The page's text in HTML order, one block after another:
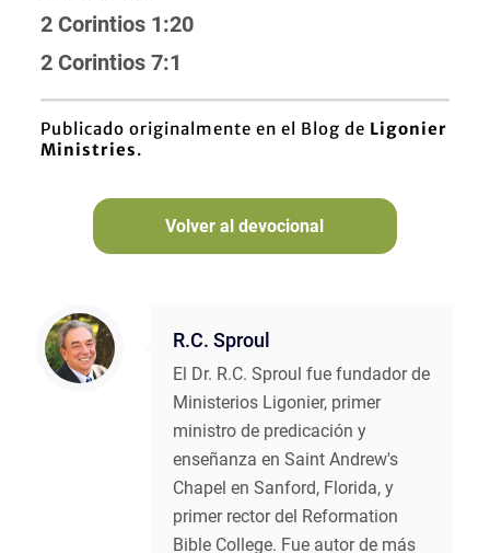
2 Corintios 1:20
2 Corintios 7:1
Publicado originalmente en el Blog de Ligonier
Ministries.
Volver al devocional
R.C. Sproul
El Dr. R.C. Sproul fue fundador de
Ministerios Ligonier, primer
ministro de predicación y
enseñanza en Saint Andrew's
Chapel en Sanford, Florida, y
primer rector del Reformation
Bible College. Fue autor de más